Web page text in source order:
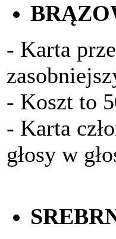
- Karta
- Koszt to
- Karta
głosy w